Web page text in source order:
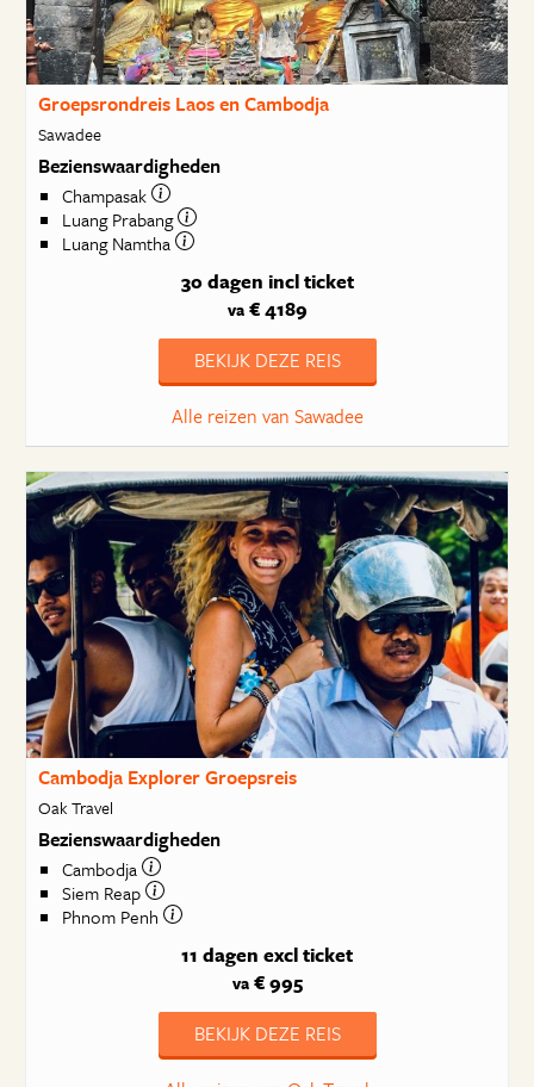
Groepsrondreis Laos en Cambodja
Sawadee
Bezienswaardigheden
Champasak
Luang Prabang
Luang Namtha
30 dagen incl ticket
va€ 4189
BEKIJK DEZE REIS
Alle reizen van Sawadee
Cambodja Explorer Groepsreis
Oak Travel
Bezienswaardigheden
Cambodja
Siem Reap
Phnom Penh
11 dagen excl ticket
va€ 995
BEKIJK DEZE REIS